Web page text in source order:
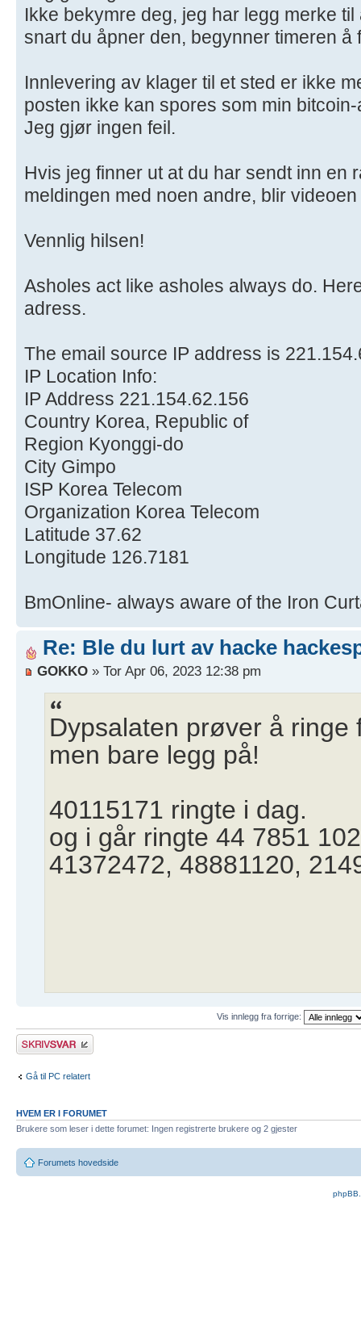
Ikke bekymre deg, jeg har legg merke
snart du åpner den, begynner timeren å
Innlevering av klager til et sted er ikke
posten ikke kan spores som min
Jeg gjør ingen feil.
Hvis jeg finner ut at du har sendt inn en
meldingen med noen andre, blir
Vennlig hilsen!
Asholes act like asholes always do.
adress.
The email source IP address is
IP Location Info:
IP Address 221.154.62.156
Country Korea, Republic of
Region Kyonggi-do
City Gimpo
ISP Korea Telecom
Organization Korea Telecom
Latitude 37.62
Longitude 126.7181
BmOnline- always aware of the Iron
Re: Ble du lurt av hacke
GOKKO » Tor Apr 06, 2023 12:38 pm
Dypsalaten prøver å ringe
men bare legg på!
40115171 ringte i dag.
og i går ringte 44 7851
41372472, 48881120,
Vis innlegg fra forrige:
Skriv et svar
Gå til PC relatert
HVEM ER I FORUMET
Brukere som leser i dette forumet: Ingen registrerte brukere og 2 gjester
Forumets hovedside